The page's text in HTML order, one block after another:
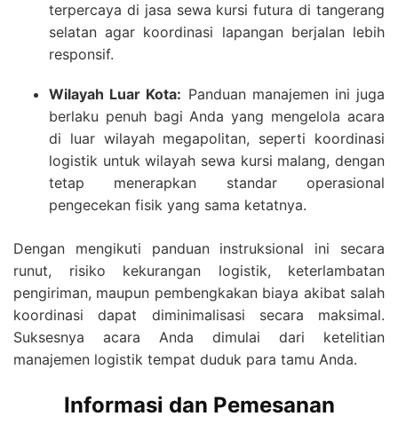
terpercaya di jasa sewa kursi futura di tangerang
selatan agar koordinasi lapangan berjalan lebih
responsif.
Wilayah Luar Kota: Panduan manajemen ini juga
berlaku penuh bagi Anda yang mengelola acara
di luar wilayah megapolitan, seperti koordinasi
logistik untuk wilayah sewa kursi malang, dengan
tetap menerapkan standar operasional
pengecekan fisik yang sama ketatnya.
Dengan mengikuti panduan instruksional ini secara
runut, risiko kekurangan logistik, keterlambatan
pengiriman, maupun pembengkakan biaya akibat salah
koordinasi dapat diminimalisasi secara maksimal.
Suksesnya acara Anda dimulai dari ketelitian
manajemen logistik tempat duduk para tamu Anda.
Informasi dan Pemesanan